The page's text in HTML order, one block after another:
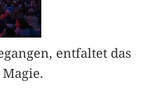
entfaltet das